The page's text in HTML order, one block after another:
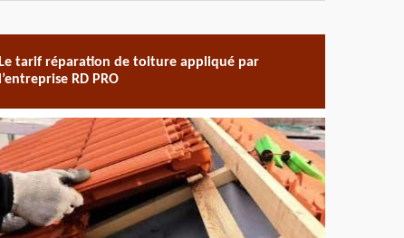
Le tarif réparation de toiture appliqué par
l’entreprise RD PRO